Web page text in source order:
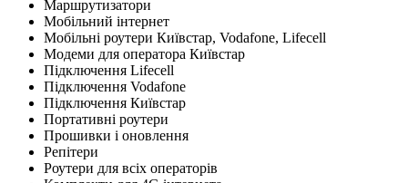
Маршрутизатори
Мобільний інтернет
Мобільні роутери Київстар, Vodafone, Lifecell
Модеми для оператора Київстар
Підключення Lifecell
Підключення Vodafone
Підключення Київстар
Портативні роутери
Прошивки і оновлення
Репітери
Роутери для всіх операторів